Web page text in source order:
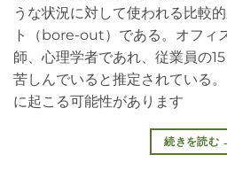
うな状況に対して使われる比較
ト（bore-out）である。オフィ
師、心理学者であれ、従業員の
苦しんでいると推定されている
に起こる可能性があります
続きを読む